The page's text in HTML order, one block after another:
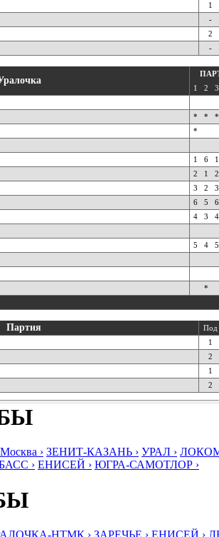
1
-
2
-
1
2 3
* * *
*
1 6 1
2 1 2
3 2 3
6 5 6
4 3 4
5 4 5
*
Партия Под
1
2
1
2
› ЗЕНИТ-КАЗАНЬ › УРАЛ ›
› ЕНИСЕЙ › ЮГРА-САМОТЛОР ›